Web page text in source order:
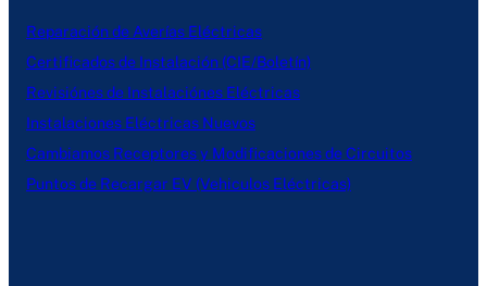
Reparación de Averías Eléctricas
Certificados de Instalación (CIE/Boletín)
Revisiónes de Instalaciónes Eléctricas
Instalaciones Eléctricas Nuevos
Cambiamos Receptores y Modificaciones de Circuitos
Puntos de Recargar EV (Vehiculos Eléctricas)